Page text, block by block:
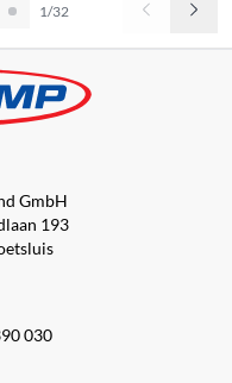
1/32
GmbH
193
030